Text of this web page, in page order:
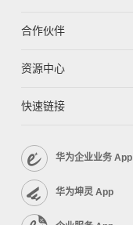
合作伙伴
资源中心
快速链接
华为企业业务 App
华为坤灵 App